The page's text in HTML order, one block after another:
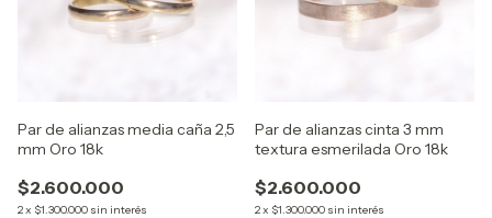
Par de alianzas media caña 2,5
mm Oro 18k
$2.600.000
2x $1.300.000 sin interés
Par de alianzas cinta 3 mm
textura esmerilada Oro 18k
$2.600.000
2x $1.300.000 sin interés